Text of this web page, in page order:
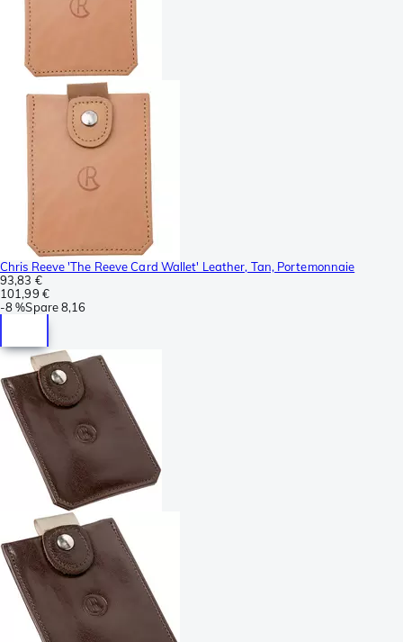
Chris Reeve 'The Reeve Card Wallet' Leather, Tan, Portemonnaie
93,83 €
101,99 €
-8 %Spare8,16